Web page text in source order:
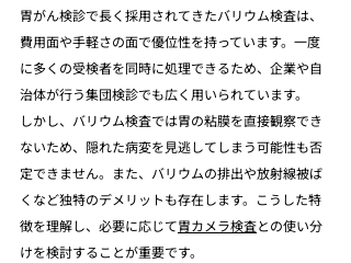
胃がん検診で長く採用されてきたバリウム検査は、
費用面や手軽さの面で優位性を持っています。一度
に多くの受検者を同時に処理できるため、企業や自
治体が行う集団検診でも広く用いられています。
しかし、バリウム検査では胃の粘膜を直接観察でき
ないため、隠れた病変を見逃してしまう可能性も否
定できません。また、バリウムの排出や放射線被ば
くなど独特のデメリットも存在します。こうした特
徴を理解し、必要に応じて胃カメラ検査との使い分
けを検討することが重要です。